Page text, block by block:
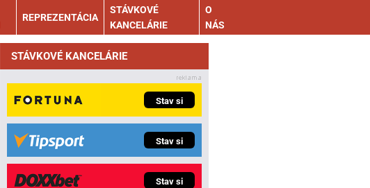
REPREZENTÁCIA
STÁVKOVÉ
KANCELÁRIE
O
NÁS
STÁVKOVÉ KANCELÁRIE
Stav si
Stav si
Stav si